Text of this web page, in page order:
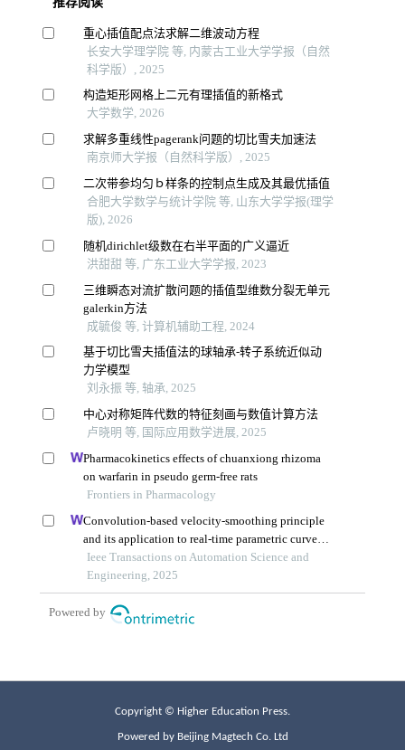
Copyright © Higher Education Press.
Powered by Beijing Magtech Co. Ltd